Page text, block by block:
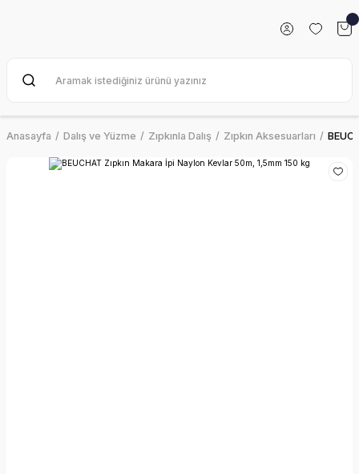
Anasayfa Dalış ve Yüzme Zıpkınla Dalış Zıpkın Aksesuarları